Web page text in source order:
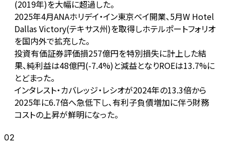
(2019年)を大幅に超過した。
2025年4月ANAホリデイ・イン東京ベイ開業、5月W Hotel
Dallas Victory(テキサス州)を取得しホテルポートフォリオ
を国内外で拡充した。
投資有価証券評価損257億円を特別損失に計上した結
果、純利益は48億円(-7.4%)と減益となりROEは13.7%に
とどまった。
インタレスト・カバレッジ・レシオが2024年の13.3倍から
2025年に6.7倍へ急低下し、有利子負債増加に伴う財務
コストの上昇が鮮明になった。
02